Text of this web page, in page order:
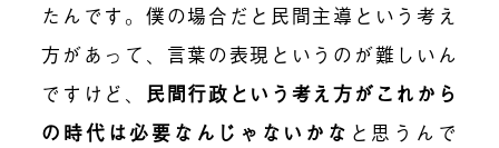
たんです。僕の場合だと民間主導という考え
方があって、言葉の表現というのが難しいん
ですけど、 民間行政 という考え方がこれから
の時代は必要なんじゃないかな と思うんで